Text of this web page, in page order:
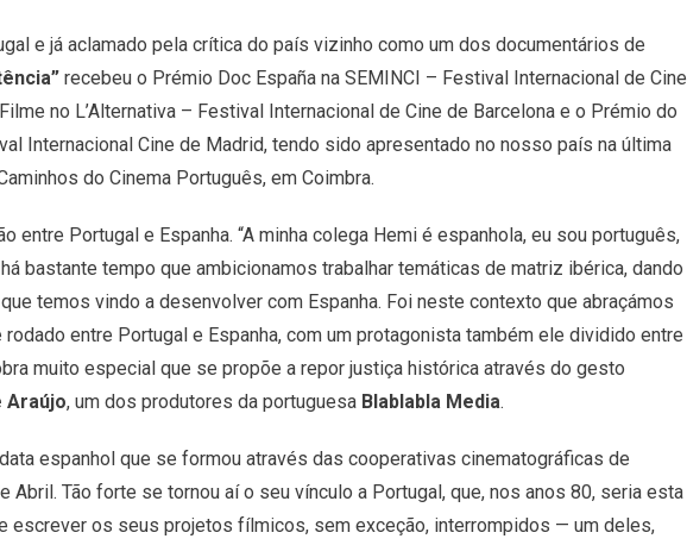
e já aclamado pela crítica do país vizinho como um dos documentários de
recebeu o Prémio Doc España na SEMINCI – Festival Internacional de Cine
no L’Alternativa – Festival Internacional de Cine de Barcelona e o Prémio do
Internacional Cine de Madrid, tendo sido apresentado no nosso país na última
do Cinema Português, em Coimbra.
entre Portugal e Espanha. “A minha colega Hemi é espanhola, eu sou português,
bastante tempo que ambicionamos trabalhar temáticas de matriz ibérica, dando
temos vindo a desenvolver com Espanha. Foi neste contexto que abraçámos
entre Portugal e Espanha, com um protagonista também ele dividido entre
muito especial que se propõe a repor justiça histórica através do gesto
Araújo, um dos produtores da portuguesa Blablabla Media.
espanhol que se formou através das cooperativas cinematográficas de
Abril. Tão forte se tornou aí o seu vínculo a Portugal, que, nos anos 80, seria esta
escrever os seus projetos fílmicos, sem exceção, interrompidos — um deles,